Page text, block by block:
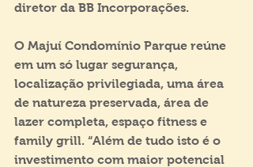
diretor da BB Incorporações.
O Majuí Condomínio Parque reúne
em um só lugar segurança,
localização privilegiada, uma área
de natureza preservada, área de
lazer completa, espaço fitness e
family grill. “Além de tudo isto é o
investimento com maior potencial